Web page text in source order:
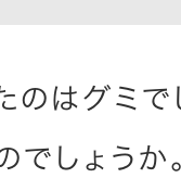
はグミで
でしょうか